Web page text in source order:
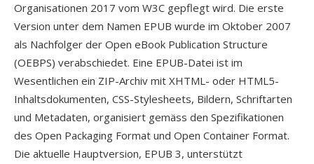
Organisationen 2017 vom W3C gepflegt wird. Die erste
Version unter dem Namen EPUB wurde im Oktober 2007
als Nachfolger der Open eBook Publication Structure
(OEBPS) verabschiedet. Eine EPUB-Datei ist im
Wesentlichen ein ZIP-Archiv mit XHTML- oder HTML5-
Inhaltsdokumenten, CSS-Stylesheets, Bildern, Schriftarten
und Metadaten, organisiert gemäss den Spezifikationen
des Open Packaging Format und Open Container Format.
Die aktuelle Hauptversion, EPUB 3, unterstützt